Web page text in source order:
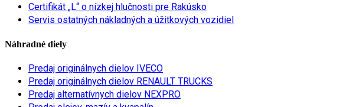
Certifikát „L“ o nízkej hlučnosti pre Rakúsko
Servis ostatných nákladných a úžitkových vozidiel
Náhradné diely
Predaj originálnych dielov IVECO
Predaj originálnych dielov RENAULT TRUCKS
Predaj alternatívnych dielov NEXPRO